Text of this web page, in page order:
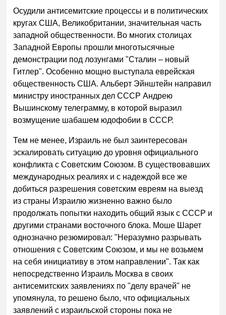
Осудили антисемитские процессы и в политических
кругах США, Великобритании, значительная часть
западной общественности. Во многих столицах
Западной Европы прошли многотысячные
демонстрации под лозунгами "Сталин – новый
Гитлер". Особенно мощно выступала еврейская
общественность США. Альберт Эйнштейн направил
министру иностранных дел СССР Андрею
Вышинскому телеграмму, в которой выразил
возмущение шабашем юдофобии в СССР.
Тем не менее, Израиль не был заинтересован
эскалировать ситуацию до уровня официального
конфликта с Советским Союзом. В существовавших
международных реалиях и с надеждой все же
добиться разрешения советским евреям на выезд
из страны Израилю жизненно важно было
продолжать попытки находить общий язык с СССР и
другими странами восточного блока. Моше Шарет
однозначно резюмировал: "Неразумно разрывать
отношения с Советским Союзом, и мы не возьмем
на себя инициативу в этом направлении". Так как
непосредственно Израиль Москва в своих
антисемитских заявлениях по "делу врачей" не
упомянула, то решено было, что официальных
заявлений с израильской стороны пока не